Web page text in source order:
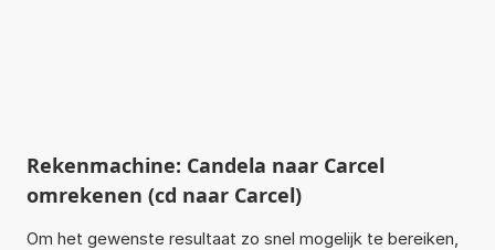
Rekenmachine: Candela naar Carcel
omrekenen (cd naar Carcel)
Om het gewenste resultaat zo snel mogelijk te bereiken,